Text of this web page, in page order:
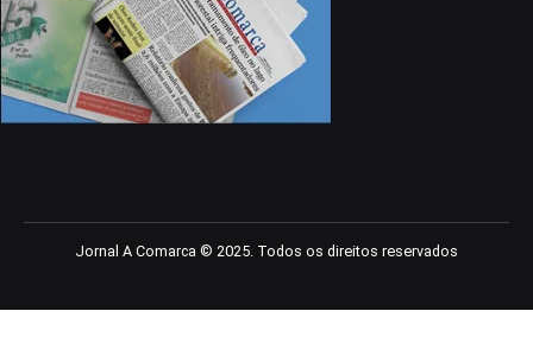
Jornal A Comarca © 2025. Todos os direitos reservados